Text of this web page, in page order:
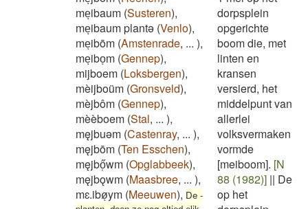
meͅibaum (Susteren),
meͅibaum plantə (Venlo),
meͅibōm (Amstenrade, ... ),
meͅiboͅm (Gennep),
mijboem (Loksbergen),
mèijboüm (Gronsveld),
mèjbôm (Gennep),
mèèboem (Stal, ... ),
męjbuǝm (Castenray, ... ),
męjbōm (Ten Esschen),
męjbő̜wm (Opglabbeek),
męjbǫwm (Maasbree, ... ),
mɛ.ibøͅym (Meeuwen), De -
dorpsplein
opgerichte
boom die, met
linten en
kransen
versierd, het
middelpunt van
allerlei
volksvermaken
vormde
[meiboom]. [N
88 (1982)] || De
op het